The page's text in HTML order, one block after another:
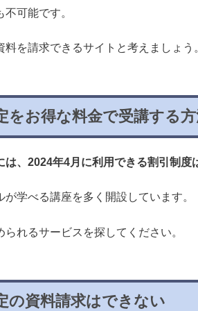
可能です。
を請求できるサイトと考えましょう
をお得な料金で受講する
、2024年4月に利用できる割引制度
学べる講座を多く開設しています。
れるサービスを探してください。
の資料請求はできない